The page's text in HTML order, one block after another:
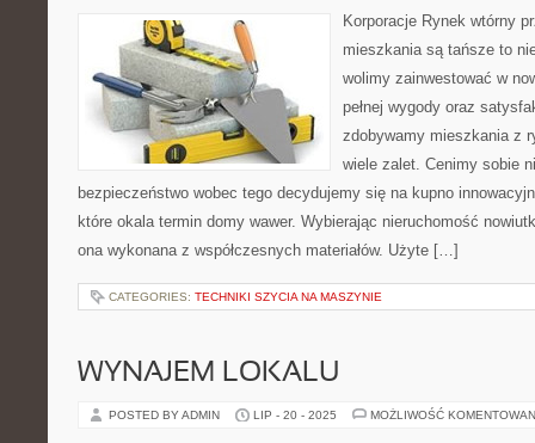
Korporacje Rynek wtórny
mieszkania są tańsze to
wolimy zainwestować w
pełnej wygody oraz
zdobywamy mieszkania z
wiele zalet. Cenimy sobie
bezpieczeństwo wobec tego decydujemy się na kupno
które okala termin domy wawer. Wybierając nieruchomość
ona wykonana z współczesnych materiałów. Użyte […]
CATEGORIES: TECHNIKI SZYCIA NA MASZYNIE
WYNAJEM LOKALU
POSTED BY ADMIN LIP - 20 - 2025 MOŻLIWOŚĆ